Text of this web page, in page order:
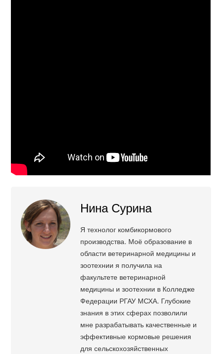
Нина Сурина
Я технолог комбикормового
производства. Моё образование в
области ветеринарной медицины и
зоотехнии я получила на
факультете ветеринарной
медицины и зоотехнии в Колледже
Федерации РГАУ МСХА. Глубокие
знания в этих сферах позволили
мне разрабатывать качественные и
эффективные кормовые решения
для сельскохозяйственных